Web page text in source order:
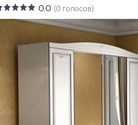
0.0 (0 голосов)